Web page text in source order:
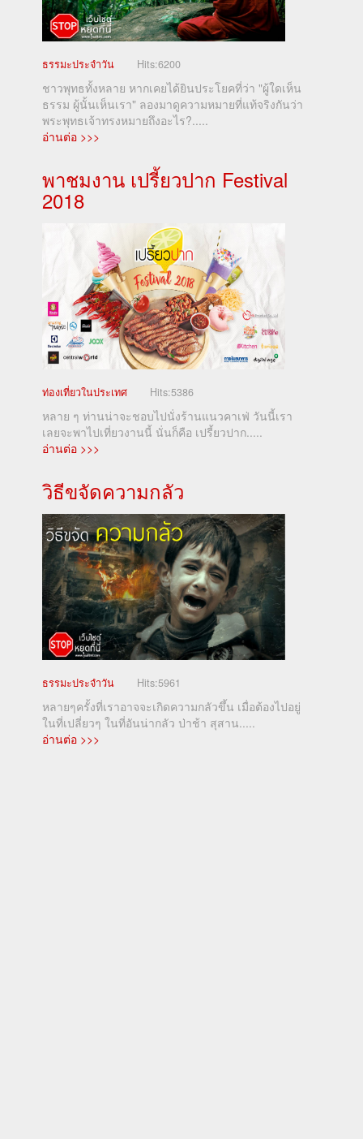
ธรรมะประจำวัน Hits:6200
ชาวพุทธทั้งหลาย หากเคยได้ยินประโยคที่ว่า "ผู้ใดเห็น
ธรรม ผู้นั้นเห็นเรา" ลองมาดูความหมายที่แท้จริงกันว่า
พระพุทธเจ้าทรงหมายถึงอะไร?.....
อ่านต่อ >>>
พาชมงาน เปรี้ยวปาก Festival
2018
ท่องเที่ยวในประเทศ Hits:5386
หลาย ๆ ท่านน่าจะชอบไปนั่งร้านแนวคาเฟ่ วันนี้เรา
เลยจะพาไปเที่ยวงานนี้ นั่นก็คือ เปรี้ยวปาก.....
อ่านต่อ >>>
วิธีขจัดความกลัว
ธรรมะประจำวัน Hits:5961
หลายๆครั้งที่เราอาจจะเกิดความกลัวขึ้น เมื่อต้องไปอยู่
ในที่เปลี่ยวๆ ในที่อันน่ากลัว ป่าช้า สุสาน.....
อ่านต่อ >>>